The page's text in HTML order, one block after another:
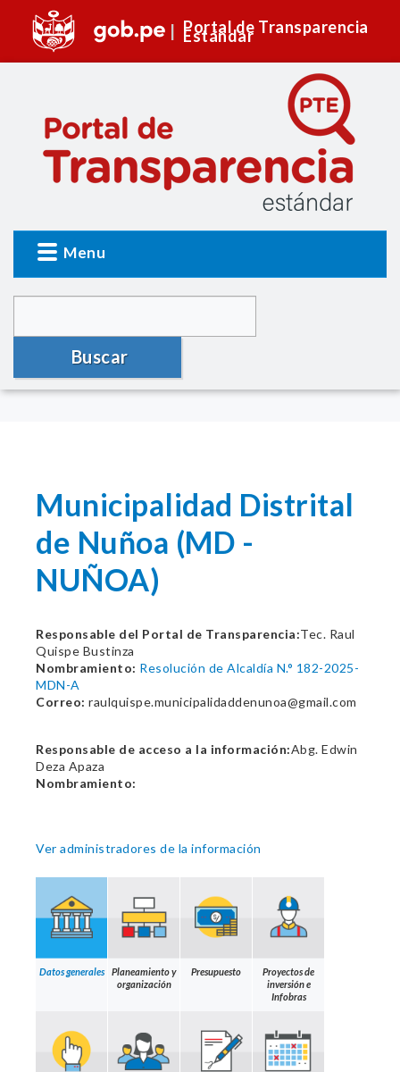
Portal de Transparencia
Estándar
Menu
Buscar
Municipalidad Distrital
de Nuñoa (MD -
NUÑOA)
Responsable del Portal de Transparencia:Tec. Raul
Quispe Bustinza
Nombramiento: Resolución de Alcaldía N.° 182-2025-
MDN-A
Correo: raulquispe.municipalidaddenunoa@gmail.com
Responsable de acceso a la información:Abg. Edwin
Deza Apaza
Nombramiento:
Ver administradores de la información
Datos generales
Planeamiento y
organización
Presupuesto
Proyectos de
inversión e
Infobras